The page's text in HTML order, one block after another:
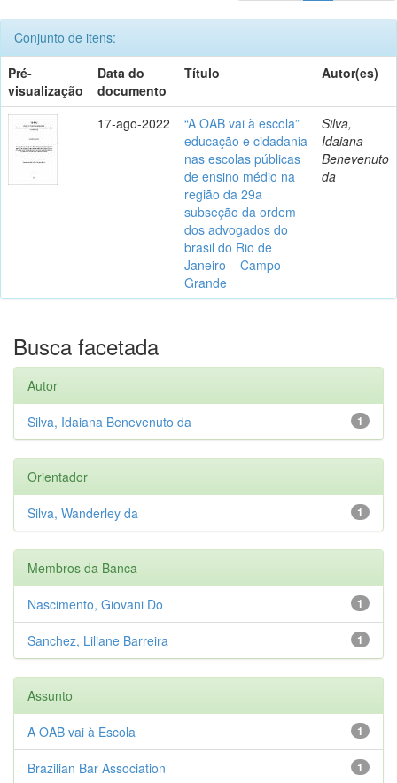
Conjunto de itens:
Pré-
visualização
Data do
documento
Título Autor(es)
17-ago-2022
“A OAB vai à escola”
educação e cidadania
nas escolas públicas
de ensino médio na
região da 29a
subseção da ordem
dos advogados do
brasil do Rio de
Janeiro – Campo
Grande
Silva,
Idaiana
Benevenuto
da
Busca facetada
Autor
1
Silva, Idaiana Benevenuto da
Orientador
1
Silva, Wanderley da
Membros da Banca
1
Nascimento, Giovani Do
1
Sanchez, Liliane Barreira
Assunto
1
A OAB vai à Escola
1
Brazilian Bar Association